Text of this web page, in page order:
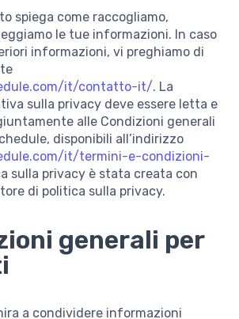
spiega come raccogliamo,
le tue informazioni. In caso
informazioni, vi preghiamo di
it/contatto-it/. La
sulla privacy deve essere letta e
alle Condizioni generali
disponibili all’indirizzo
it/termini-e-condizioni-
sulla privacy è stata creata con
di politica sulla privacy.
generali per
a condividere informazioni